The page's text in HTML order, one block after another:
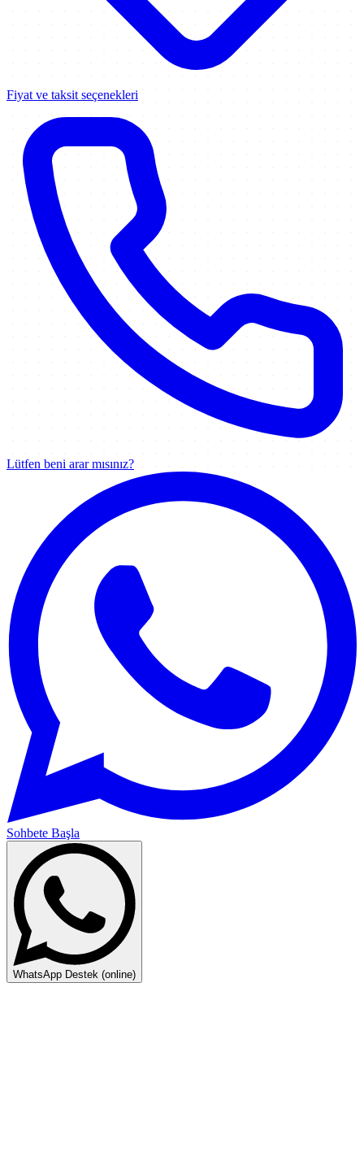
Fiyat ve taksit seçenekleri
Lütfen beni arar mısınız?
Sohbete Başla
WhatsApp Destek (online)